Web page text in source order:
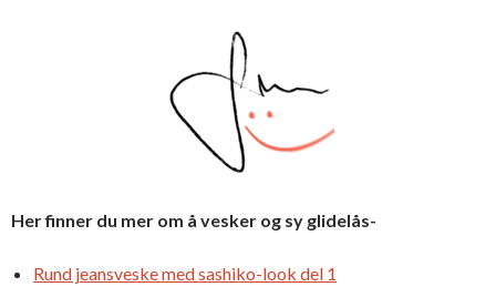
Her finner du mer om å vesker og sy glidelås-
Rund jeansveske med sashiko-look del 1